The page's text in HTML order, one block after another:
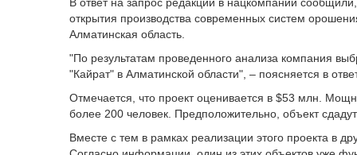
открытия производства современных систем
Алматинская область.
"По результатам проведенного анализа компания
"Кайрат" в Алматинской области", – поясняется в
Отмечается, что проект оценивается в $53 млн.
более 200 человек. Предположительно, объект
Вместе с тем в рамках реализации этого проекта в